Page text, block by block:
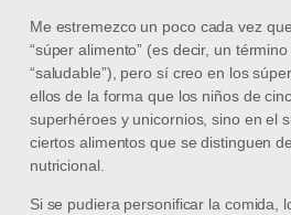
Me estremezco un poco cada vez
“súper alimento” (es decir, un
“saludable”), pero sí creo en los
ellos de la forma que los niños de
superhéroes y unicornios, sino en el
ciertos alimentos que se distinguen
nutricional.
Si se pudiera personificar la comida,